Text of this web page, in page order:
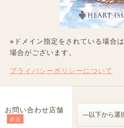
※ドメイン指定をされている場合
場合がございます。
プライバシーポリシーについて
お問い合わせ店舗
必須